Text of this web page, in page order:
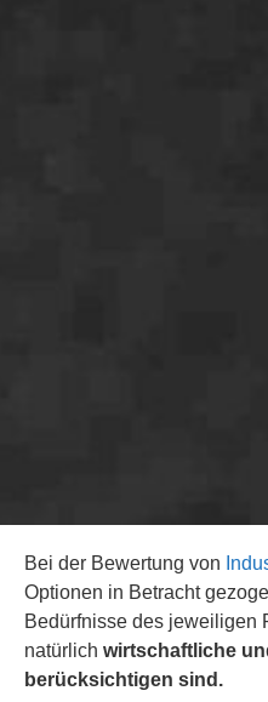
Bei der Bewertung von
Optionen in Betracht
Bedürfnisse des jeweiligen
natürlich wirtschaftliche
berücksichtigen sind.